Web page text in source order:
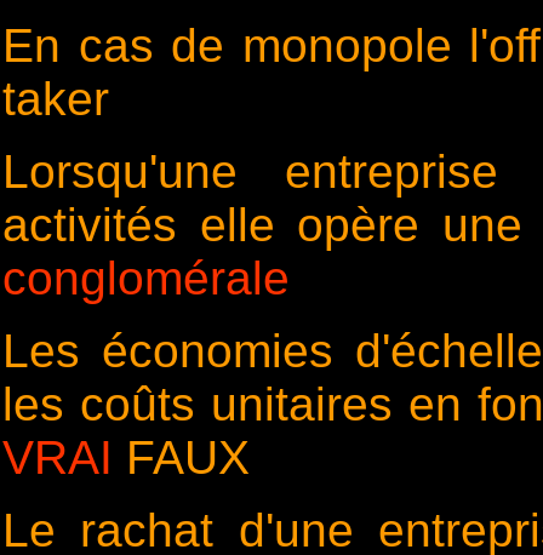
En cas de monopole
taker
Lorsqu'une
activités elle opère
conglomérale
Les économies
les coûts unitaires en
VRAI FAUX
Le rachat d'une